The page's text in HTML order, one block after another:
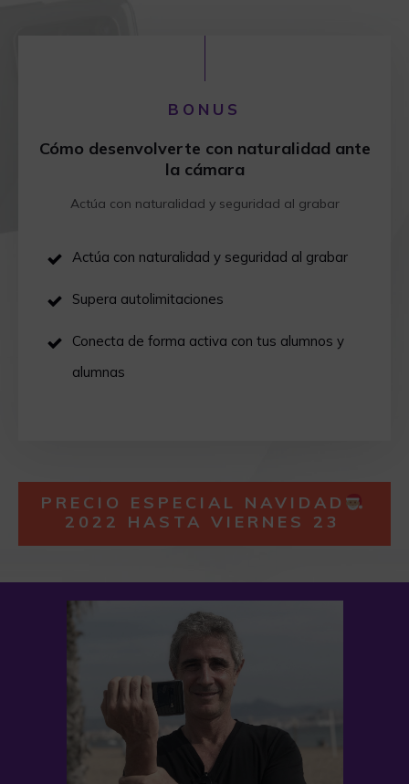
BONUS
Cómo desenvolverte con naturalidad ante
la cámara
Actúa con naturalidad y seguridad al grabar
Actúa con naturalidad y seguridad al grabar
Supera autolimitaciones
Conecta de forma activa con tus alumnos y
alumnas
PRECIO ESPECIAL NAVIDAD
2022 HASTA VIERNES 23